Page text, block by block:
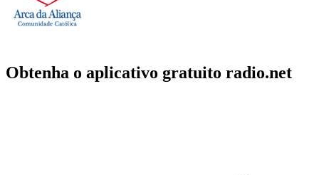
Obtenha o aplicativo gratuito radio.net